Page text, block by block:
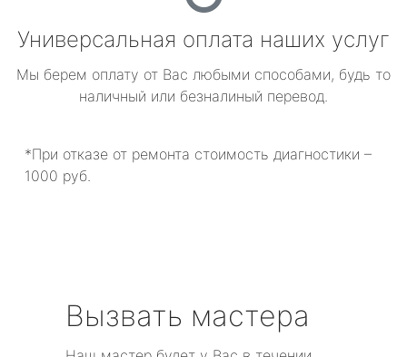
Универсальная оплата наших услуг
Мы берем оплату от Вас любыми способами, будь то
наличный или безналиный перевод.
*При отказе от ремонта стоимость диагностики –
1000 руб.
Вызвать мастера